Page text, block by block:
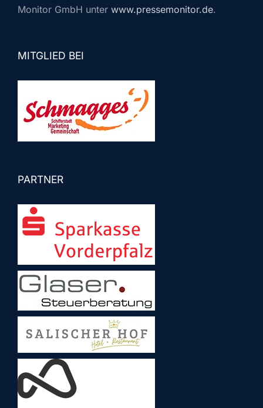
Monitor GmbH unter www.pressemonitor.de.
MITGLIED BEI
PARTNER